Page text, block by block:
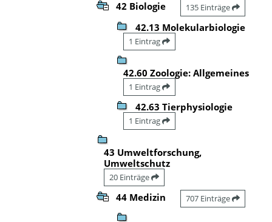
42 Biologie 135 Einträge
42.13 Molekularbiologie
1 Eintrag
42.60 Zoologie: Allgemeines
1 Eintrag
42.63 Tierphysiologie
1 Eintrag
43 Umweltforschung,
Umweltschutz
20 Einträge
44 Medizin 707 Einträge